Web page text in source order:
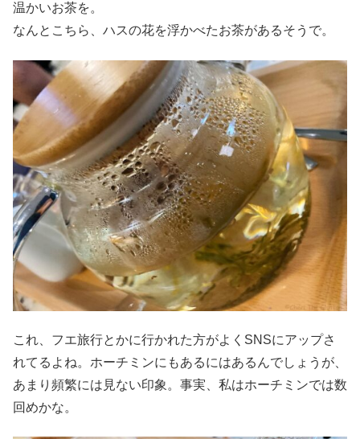
温かいお茶を。
なんとこちら、ハスの花を浮かべたお茶があるそうで。
これ、フエ旅行とかに行かれた方がよくSNSにアップさ
れてるよね。ホーチミンにもあるにはあるんでしょうが、
あまり頻繁には見ない印象。事実、私はホーチミンでは数
回めかな。